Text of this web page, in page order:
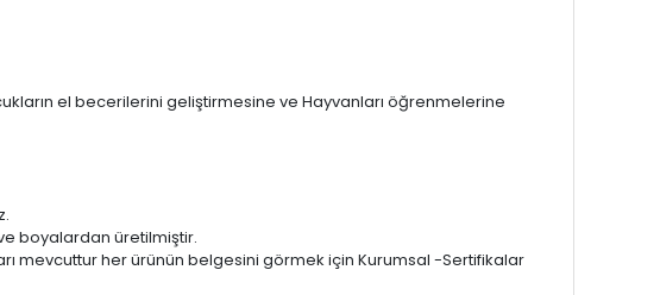
el becerilerini geliştirmesine ve Hayvanları öğrenmelerine
boyalardan üretilmiştir.
mevcuttur her ürünün belgesini görmek için Kurumsal -Sertifikalar